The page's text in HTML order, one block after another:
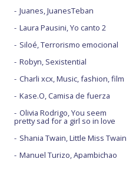
Juanes, JuanesTeban
Laura Pausini, Yo canto 2
Siloé, Terrorismo emocional
Robyn, Sexistential
Charli xcx, Music, fashion, film
Kase.O, Camisa de fuerza
Olivia Rodrigo, You seem
pretty sad for a girl so in love
Shania Twain, Little Miss Twain
Manuel Turizo, Apambichao